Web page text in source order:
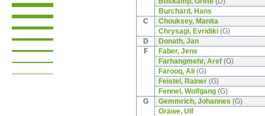
Burchard, Hans
C
Chouksey, Manita
Chrysagi, Evridiki(G)
D
Donath, Jan
F
Faber, Jens
Farhangmehr, Aref(G)
Farooq, Ali(G)
Feistel, Rainer(G)
Fennel, Wolfgang(G)
G
Gemmrich, Johannes (G)
Gräwe, Ulf